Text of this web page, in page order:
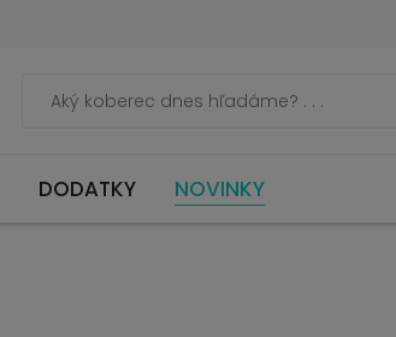
DODATKY NOVINKY